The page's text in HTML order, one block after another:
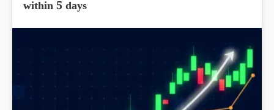
within 5 days